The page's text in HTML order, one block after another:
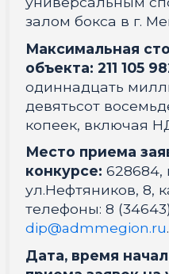
залом бокса в г.
Максимальная
объекта: 211 105
одиннадцать
девятьсот
копеек, включая
Место приема
конкурсе: 628684,
ул.Нефтяников, 8,
телефоны: 8
dip@admmegion.ru.
Дата, время